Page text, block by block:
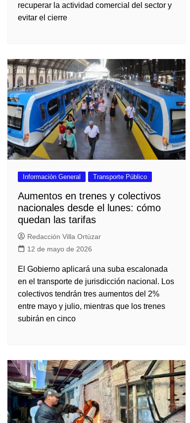
recuperar la actividad comercial del sector y
evitar el cierre
Información General Transporte Público
Aumentos en trenes y colectivos
nacionales desde el lunes: cómo
quedan las tarifas
Redacción Villa Ortúzar
12 de mayo de 2026
El Gobierno aplicará una suba escalonada
en el transporte de jurisdicción nacional. Los
colectivos tendrán tres aumentos del 2%
entre mayo y julio, mientras que los trenes
subirán en cinco